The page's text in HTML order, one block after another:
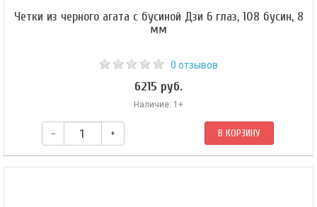
Четки из черного агата с бусиной Дзи 6 глаз, 108 бусин, 8
мм
0 отзывов
6215 руб.
Наличие: 1+
– + В КОРЗИНУ
Буддийские четки из черного агата. Форма бусин — шар 8 мм. Гуру-